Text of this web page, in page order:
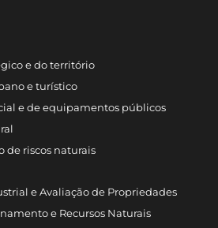
e do território
e turístico
e de equipamentos públicos
de riscos naturais
e Avaliação de Propriedades
e Recursos Naturais